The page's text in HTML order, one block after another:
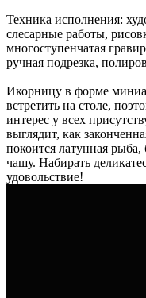
Техника исполнения:
слесарные работы,
многоступенчатая
ручная подрезка,
Икорницу в форме
встретить на столе,
интерес у всех
выглядит, как
покоится латунная
чашу. Набирать
удовольствие!